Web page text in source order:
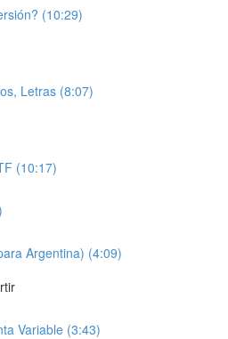
(10:29)
Letras (8:07)
(10:17)
Argentina) (4:09)
Variable (3:43)